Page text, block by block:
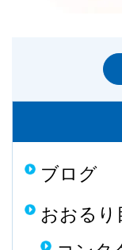
ブログ
おおるり